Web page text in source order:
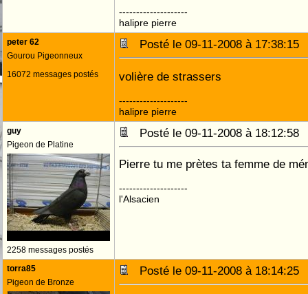
--------------------
halipre pierre
peter 62
Gourou Pigeonneux
16072 messages postés
Posté le 09-11-2008 à
volière de strassers
--------------------
halipre pierre
guy
Pigeon de Platine
2258 messages postés
Posté le 09-11-2008 à
Pierre tu me prètes ta femme de
--------------------
l'Alsacien
torra85
Pigeon de Bronze
Posté le 09-11-2008 à